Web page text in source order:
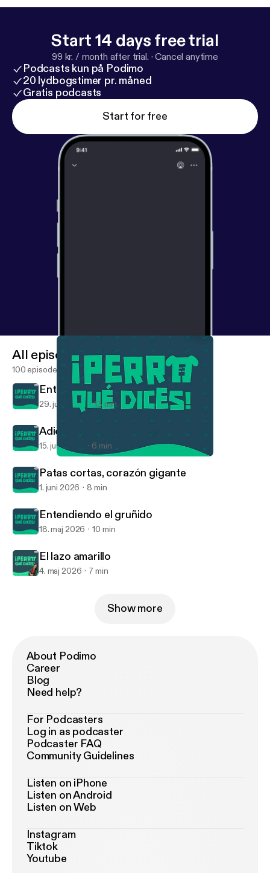
Start 14 days free trial
99 kr. / month after trial. ·Cancel anytime
Podcasts kun på Podimo
20 lydbogstimer pr. måned
Gratis podcasts
Start for free
¡Perro qué dices! Podcast
All episodes
100 episodes
Entrenar en equipo
29. juni 2026 13 min
Adiós a los pises en casa
15. juni 2026 6 min
Patas cortas, corazón gigante
1. juni 2026 8 min
Entendiendo el gruñido
18. maj 2026 10 min
El lazo amarillo
4. maj 2026 7 min
Show more
About Podimo
Career
Blog
Need help?
For Podcasters
Log in as podcaster
Podcaster FAQ
Community Guidelines
Listen on iPhone
Listen on Android
Listen on Web
Instagram
Tiktok
Youtube